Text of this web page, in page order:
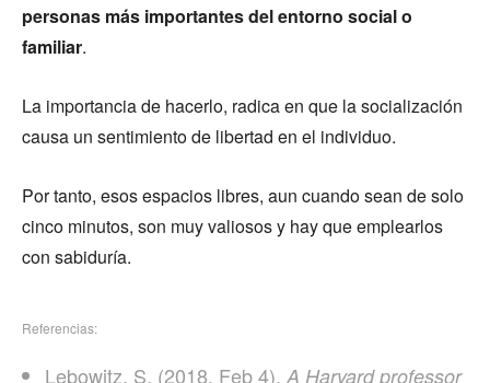
personas más importantes del entorno social o
familiar.
La importancia de hacerlo, radica en que la socialización
causa un sentimiento de libertad en el individuo.
Por tanto, esos espacios libres, aun cuando sean de solo
cinco minutos, son muy valiosos y hay que emplearlos
con sabiduría.
Referencias:
Lebowitz, S. (2018, Feb 4). A Harvard professor